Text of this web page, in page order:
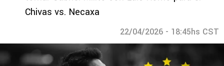
Chivas vs. Necaxa
22/04/2026 - 18:45hs CST